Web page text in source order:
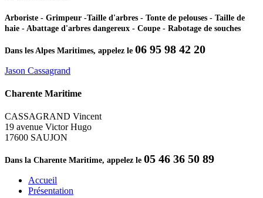
Arboriste - Grimpeur -Taille d'arbres - Tonte de pelouses - Taille de
haie - Abattage d'arbres dangereux - Coupe - Rabotage de souches
Dans les Alpes Maritimes, appelez le 06 95 98 42 20
Jason Cassagrand
Charente Maritime
CASSAGRAND Vincent
19 avenue Victor Hugo
17600 SAUJON
Dans la Charente Maritime, appelez le 05 46 36 50 89
Accueil
Présentation